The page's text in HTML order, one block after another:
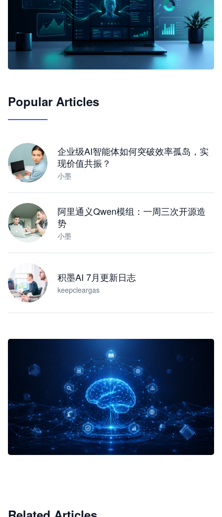
JimoClaw 桌面 AI Agent 工作台
Popular Articles
企业级AI智能体如何突破效率孤岛，实
现价值共振？
小墨
阿里通义Qwen模组：一周三次开源造
势
小墨
积墨AI 7月更新日志
keepcleargas